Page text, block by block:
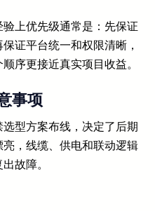
上优先级通常是：先保证
证平台统一和权限清晰，
序更接近真实项目收益。
事项
型方案布线，决定了后期
，线缆、供电和联动逻辑
故障。